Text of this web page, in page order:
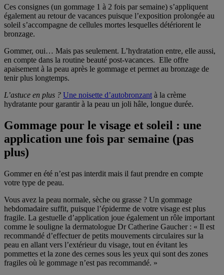
Ces consignes (un gommage 1 à 2 fois par semaine) s’appliquent
également au retour de vacances puisque l’exposition prolongée au
soleil s’accompagne de cellules mortes lesquelles détériorent le
bronzage.
Gommer, oui… Mais pas seulement. L’hydratation entre, elle aussi,
en compte dans la routine beauté post-vacances. Elle offre
apaisement à la peau après le gommage et permet au bronzage de
tenir plus longtemps.
L’astuce en plus ? Une noisette d’autobronzantà la crème
hydratante pour garantir à la peau un joli hâle, longue durée.
Gommage pour le visage et soleil : une
application une fois par semaine (pas
plus)
Gommer en été n’est pas interdit mais il faut prendre en compte
votre type de peau.
Vous avez la peau normale, sèche ou grasse ? Un gommage
hebdomadaire suffit, puisque l’épiderme de votre visage est plus
fragile. La gestuelle d’application joue également un rôle important
comme le souligne la dermatologue Dr Catherine Gaucher : « Il est
recommandé d’effectuer de petits mouvements circulaires sur la
peau en allant vers l’extérieur du visage, tout en évitant les
pommettes et la zone des cernes sous les yeux qui sont des zones
fragiles où le gommage n’est pas recommandé. »